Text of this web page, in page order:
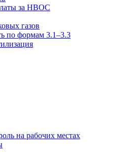
за НВОС
газов
по формам 3.1–3.3
на рабочих местах